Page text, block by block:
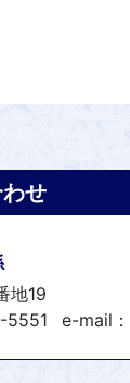
せ
地19
5551 e-mail：